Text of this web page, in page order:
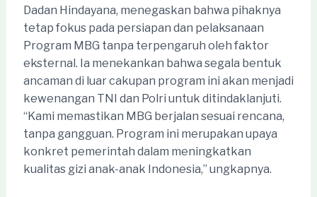
Dadan Hindayana, menegaskan bahwa pihaknya
tetap fokus pada persiapan dan pelaksanaan
Program MBG tanpa terpengaruh oleh faktor
eksternal. Ia menekankan bahwa segala bentuk
ancaman di luar cakupan program ini akan menjadi
kewenangan TNI dan Polri untuk ditindaklanjuti.
“Kami memastikan MBG berjalan sesuai rencana,
tanpa gangguan. Program ini merupakan upaya
konkret pemerintah dalam meningkatkan
kualitas gizi anak-anak Indonesia,” ungkapnya.